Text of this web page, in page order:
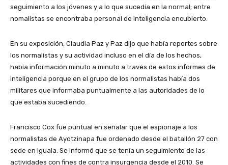
seguimiento a los jóvenes y a lo que sucedía en la normal; entre
nomalistas se encontraba personal de inteligencia encubierto.
En su exposición, Claudia Paz y Paz dijo que había reportes sobre
los normalistas y su actividad incluso en el día de los hechos,
había información minuto a minuto a través de estos informes de
inteligencia porque en el grupo de los normalistas había dos
militares que informaba puntualmente a las autoridades de lo
que estaba sucediendo.
Francisco Cox fue puntual en señalar que el espionaje a los
normalistas de Ayotzinapa fue ordenado desde el batallón 27 con
sede en Iguala. Se informó que se tenía un seguimiento de las
actividades con fines de contra insurgencia desde el 2010. Se